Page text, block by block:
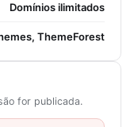
Domínios ilimitados
ThemeForest
for publicada.